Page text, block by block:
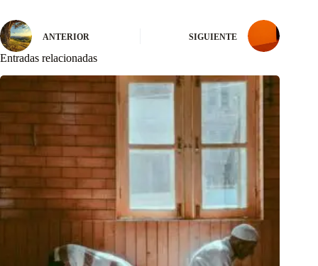
ANTERIOR SIGUIENTE
Entradas relacionadas